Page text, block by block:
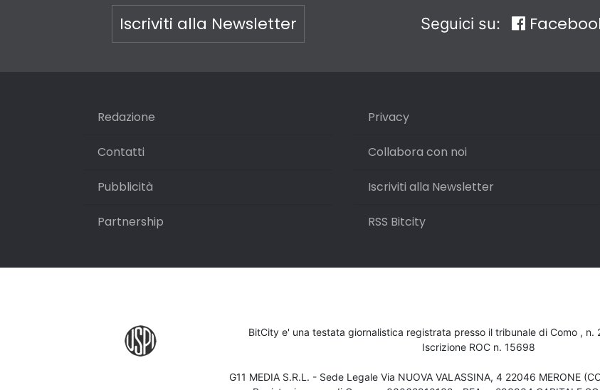
Iscriviti alla Newsletter Seguici su:
Redazione
Contatti
Pubblicità
Partnership
Privacy
Collabora con noi
Iscriviti alla Newsletter
RSS Bitcity
BitCity e' una testata giornalistica registrata presso il tribunale di Como , n.
Iscrizione ROC n. 15698
G11 MEDIA S.R.L. - Sede Legale Via NUOVA VALASSINA, 4 22046 MERONE